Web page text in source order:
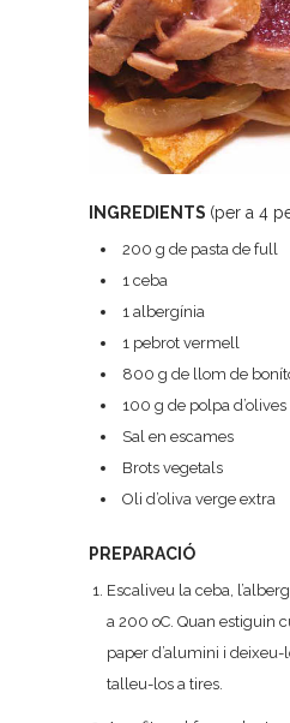
INGREDIENTS (per a 4
200 g de pasta de full
1 ceba
1 albergínia
1 pebrot vermell
800 g de llom de
100 g de polpa
Sal en escames
Brots vegetals
Oli d’oliva verge extra
PREPARACIÓ
Escaliveu la ceba,
a 200 oC. Quan estiguin
paper d’alumini i deixeu-
talleu-los a tires.